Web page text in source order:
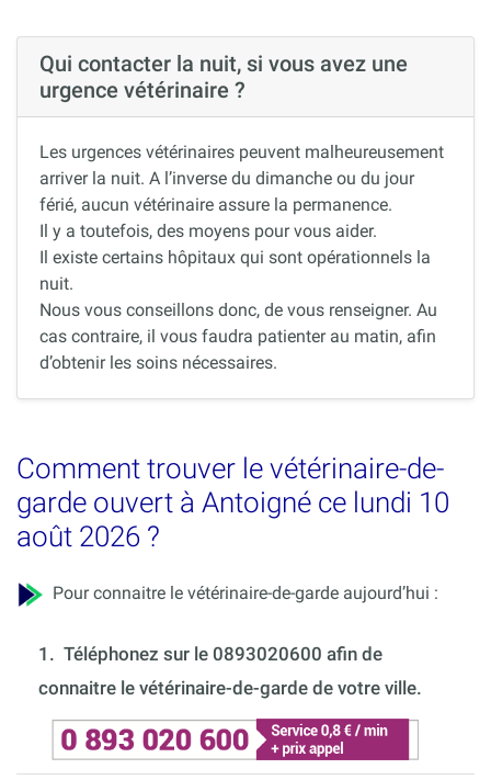
Qui contacter la nuit, si vous avez une
urgence vétérinaire ?
Les urgences vétérinaires peuvent malheureusement
arriver la nuit. A l’inverse du dimanche ou du jour
férié, aucun vétérinaire assure la permanence.
Il y a toutefois, des moyens pour vous aider.
Il existe certains hôpitaux qui sont opérationnels la
nuit.
Nous vous conseillons donc, de vous renseigner. Au
cas contraire, il vous faudra patienter au matin, afin
d’obtenir les soins nécessaires.
Comment trouver le vétérinaire-de-
garde ouvert à Antoigné ce lundi 10
août 2026 ?
Pour connaitre le vétérinaire-de-garde aujourd’hui :
1. Téléphonez sur le 0893020600 afin de
connaitre le vétérinaire-de-garde de votre ville.